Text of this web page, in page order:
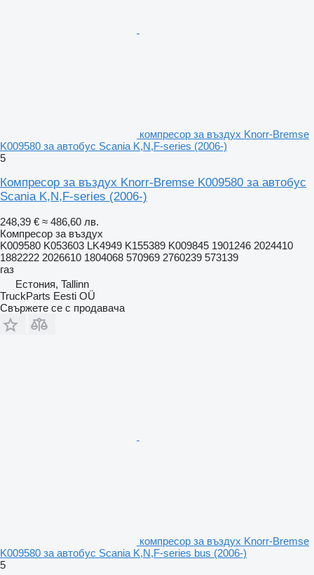
компресор за въздух Knorr-Bremse
K009580 за автобус Scania K,N,F-series (2006-)
5
Компресор за въздух Knorr-Bremse K009580 за автобус
Scania K,N,F-series (2006-)
248,39 € ≈ 486,60 лв.
Компресор за въздух
K009580 K053603 LK4949 K155389 K009845 1901246 2024410
1882222 2026610 1804068 570969 2760239 573139
газ
Естония, Tallinn
TruckParts Eesti OÜ
Свържете се с продавача
компресор за въздух Knorr-Bremse
K009580 за автобус Scania K,N,F-series bus (2006-)
5